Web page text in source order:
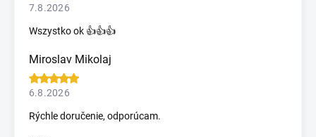
7.8.2026
Wszystko ok 👍👍👍
Miroslav Mikolaj
6.8.2026
Rýchle doručenie, odporúcam.